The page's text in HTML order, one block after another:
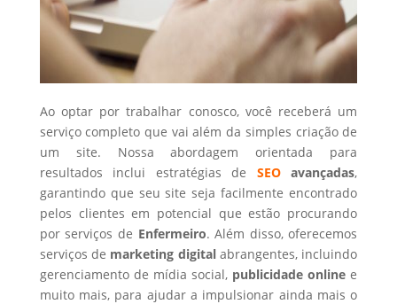
Ao optar por trabalhar conosco, você receberá um
serviço completo que vai além da simples criação de
um site. Nossa abordagem orientada para
resultados inclui estratégias de SEOavançadas,
garantindo que seu site seja facilmente encontrado
pelos clientes em potencial que estão procurando
por serviços de Enfermeiro. Além disso, oferecemos
serviços de marketing digital abrangentes, incluindo
gerenciamento de mídia social, publicidade online e
muito mais, para ajudar a impulsionar ainda mais o